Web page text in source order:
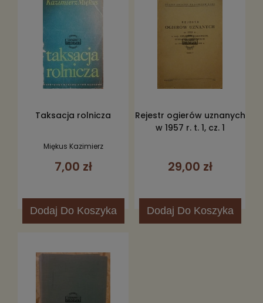
Taksacja rolnicza
Miękus Kazimierz
7,00 zł
Dodaj Do Koszyka
Rejestr ogierów uznanych
w 1957 r. t. 1, cz. 1
29,00 zł
Dodaj Do Koszyka